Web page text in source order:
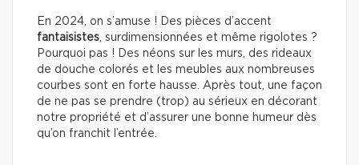
En 2024, on s’amuse ! Des pièces d’accent
fantaisistes , surdimensionnées et même rigolotes ?
Pourquoi pas ! Des néons sur les murs, des rideaux
de douche colorés et les meubles aux nombreuses
courbes sont en forte hausse. Après tout, une façon
de ne pas se prendre (trop) au sérieux en décorant
notre propriété et d’assurer une bonne humeur dès
qu’on franchit l’entrée.